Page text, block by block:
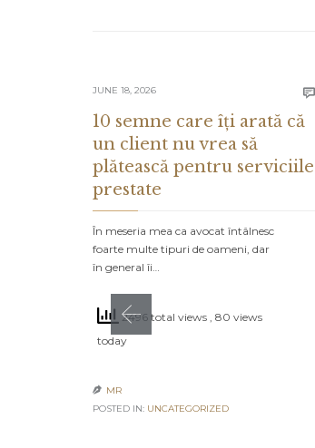
JUNE 18, 2026 
10 semne care îți arată că
un client nu vrea să
plătească pentru serviciile
prestate
În meseria mea ca avocat întâlnesc
foarte multe tipuri de oameni, dar
în general îi…
2496 total views , 80 views
today
 MR
POSTED IN: UNCATEGORIZED